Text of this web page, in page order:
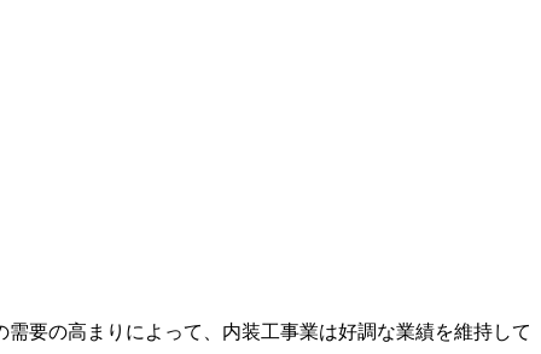
要の高まりによって、内装工事業は好調な業績を維持して